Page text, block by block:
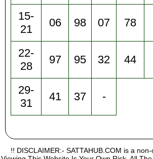
15-
21
06 98 07 78
22-
28
97 95 32 44
29-
31
41 37 -
!! DISCLAIMER:- SATTAHUB.COM is a